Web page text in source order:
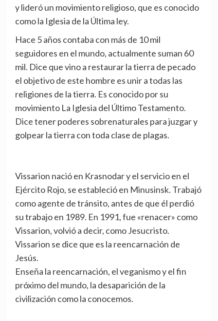
y lideró un movimiento religioso, que es conocido
como la Iglesia de la Última ley.
Hace 5 años contaba con más de 10 mil
seguidores en el mundo, actualmente suman 60
mil. Dice que vino a restaurar la tierra de pecado
el objetivo de este hombre es unir a todas las
religiones de la tierra. Es conocido por su
movimiento La Iglesia del Último Testamento.
Dice tener poderes sobrenaturales para juzgar y
golpear la tierra con toda clase de plagas.
Vissarion nació en Krasnodar y el servicio en el
Ejército Rojo, se estableció en Minusinsk. Trabajó
como agente de tránsito, antes de que él perdió
su trabajo en 1989. En 1991, fue «renacer» como
Vissarion, volvió a decir, como Jesucristo.
Vissarion se dice que es la reencarnación de
Jesús.
Enseña la reencarnación, el veganismo y el fin
próximo del mundo, la desaparición de la
civilización como la conocemos.